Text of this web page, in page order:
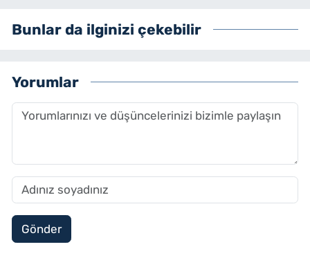
Bunlar da ilginizi çekebilir
Yorumlar
Gönder